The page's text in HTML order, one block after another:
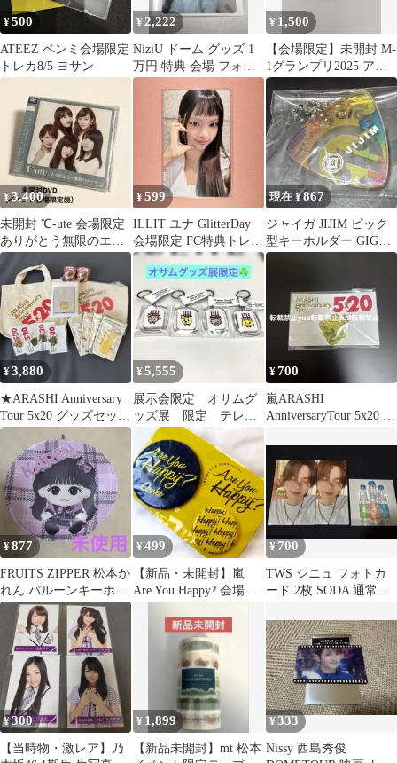
¥500
ATEEZ ペンミ会場限定
トレカ8/5 ヨサン
¥ 2,222
NiziU ドーム グッズ 1
万円 特典 会場 フォト
カード アヤカ
¥ 1,500
【会場限定】未開封 M-
1グランプリ2025 アク
リルキーホルダー
¥3,400
未開封 ℃-ute 会場限定
ありがとう無限のエー
ル
¥599
ILLIT ユナ GlitterDay
会場限定 FC特典トレカ
YUNAH
現在 ¥867
ジャイガ JIJIM ピック
型キーホルダー GIGA
2026
¥3,880
★ARASHI Anniversary
Tour 5x20 グッズセット
★
¥5,555
展示会限定 オサムグ
ッズ展 限定 テレビ
キーホルダー全4種☘️
¥700
嵐ARASHI
AnniversaryTour 5x20 チ
¥877
FRUITS ZIPPER 松本か
れん バルーンキーホル
ダー
¥499
【新品・未開封】嵐
Are You Happy? 会場限
¥ 700
TWS シニュ フォトカ
ード 2枚 SODA 通常盤
¥300
【当時物・激レア】乃
¥ 1,899
【新品未開封】mt 松本
¥333
Nissy 西島秀俊